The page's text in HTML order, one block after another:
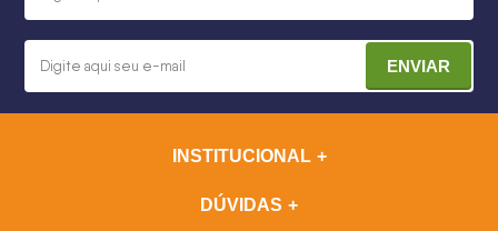
ENVIAR
INSTITUCIONAL
DÚVIDAS